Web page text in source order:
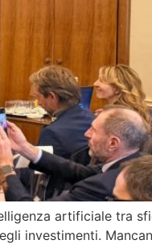
artificiale tra
investimenti.